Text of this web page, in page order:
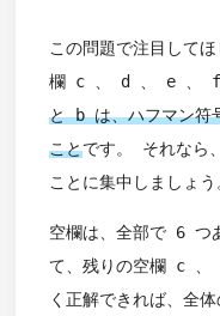
この問題で注目して
欄 c 、 d 、 e 、 f
と b は、ハフマン符
ことです。 それなら
ことに集中しましょう
空欄は、全部で 6 つ
て、残りの空欄 c
く正解できれば、全